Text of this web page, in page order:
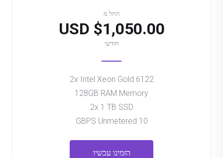
החל מ
$1,050.00 USD
חודשי
2x Intel Xeon Gold 6122
128GB RAM Memory
2x 1 TB SSD
10 GBPS Unmetered
הזמינו עכשיו